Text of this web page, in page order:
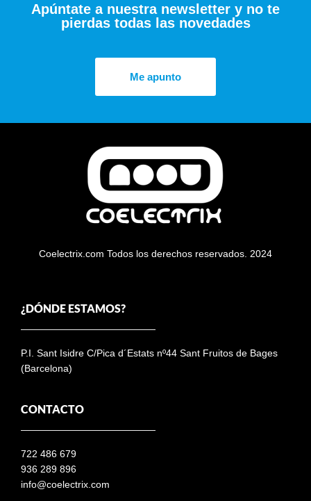
Apúntate a nuestra newsletter y no te
pierdas todas las novedades
Me apunto
Coelectrix.com Todos los derechos reservados. 2024
¿DÓNDE ESTAMOS?
P.I. Sant Isidre C/Pica d´Estats nº44 Sant Fruitos de Bages
(Barcelona)
CONTACTO
722 486 679
936 289 896
info@coelectrix.com